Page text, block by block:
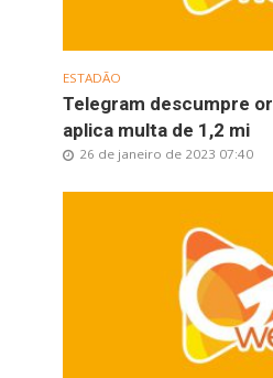
ESTADÃO
Telegram descumpre
aplica multa de 1,2 mi
26 de janeiro de 2023 07:40